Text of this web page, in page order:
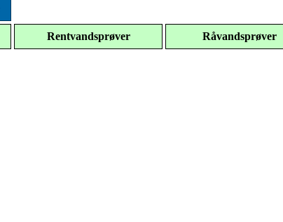
Rentvandsprøver Råvandsprøver